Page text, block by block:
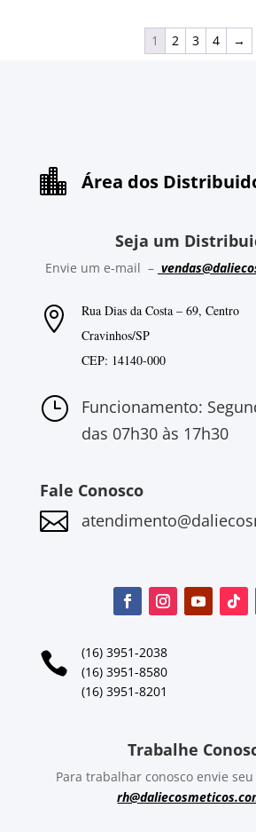
1 2 3 4 →
 Área dos
Seja um
Envie um e-mail –

Rua Dias da Costa – 69, Centro
Cravinhos/SP
CEP: 14140-000
}
Funcionamento:
das 07h30 às 17h30
Fale Conosco


(16) 3951-2038
(16) 3951-8580
(16) 3951-8201
Trabalhe
Para trabalhar conosco envie